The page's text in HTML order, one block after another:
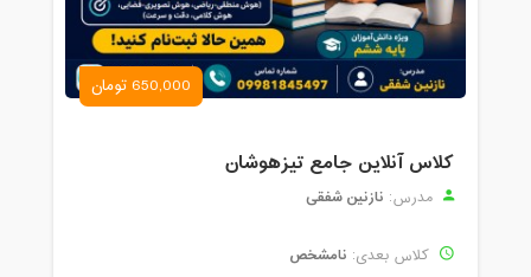
650,000 تومان
کلاس آنلاین جامع تیزهوشان
مدرس: نازنین شفقی
کلاس بعدی: نامشخص